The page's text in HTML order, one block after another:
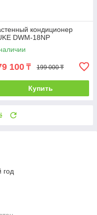
кондиционер
DWM-18NP
100 ₸ 199 000 ₸
Купить
год